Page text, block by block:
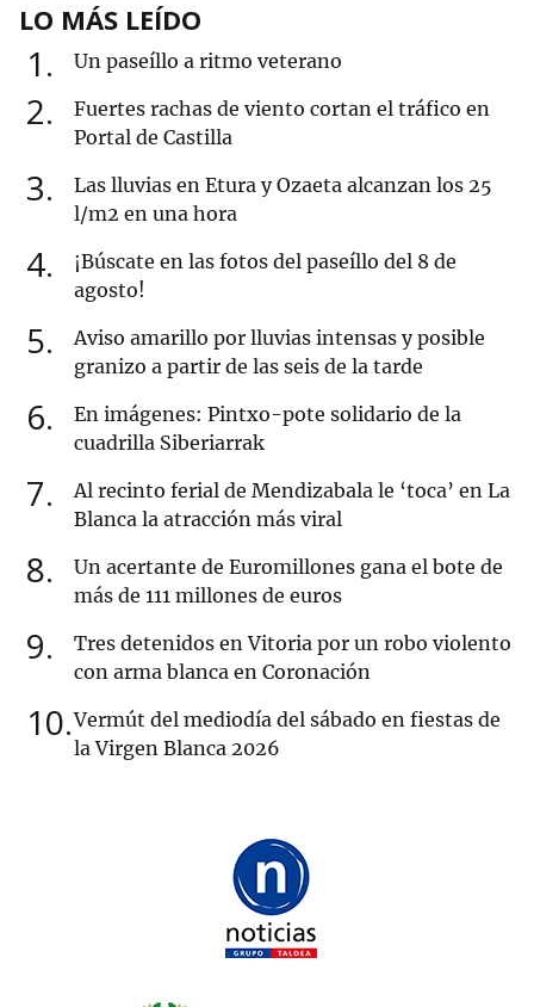
LO MÁS LEÍDO
1 Un paseíllo a ritmo veterano
2
Fuertes rachas de viento cortan el tráfico en
Portal de Castilla
3
Las lluvias en Etura y Ozaeta alcanzan los 25
l/m2 en una hora
4
¡Búscate en las fotos del paseíllo del 8 de
agosto!
5
Aviso amarillo por lluvias intensas y posible
granizo a partir de las seis de la tarde
6
En imágenes: Pintxo-pote solidario de la
cuadrilla Siberiarrak
7
Al recinto ferial de Mendizabala le ‘toca’ en La
Blanca la atracción más viral
8
Un acertante de Euromillones gana el bote de
más de 111 millones de euros
9
Tres detenidos en Vitoria por un robo violento
con arma blanca en Coronación
10 Vermút del mediodía del sábado en fiestas de
la Virgen Blanca 2026